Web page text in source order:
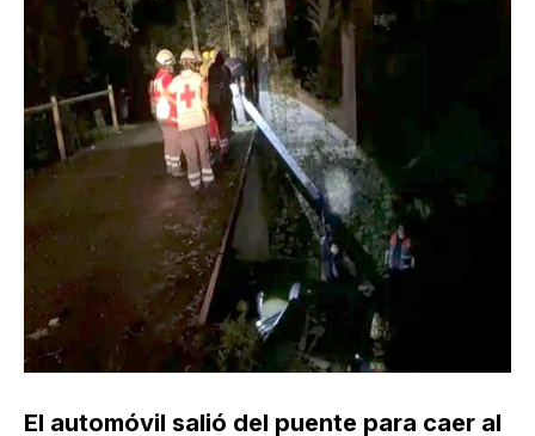
El automóvil salió del puente para caer al